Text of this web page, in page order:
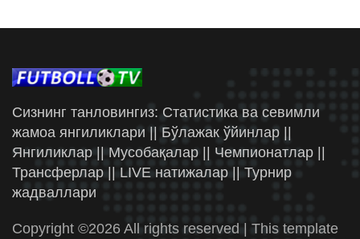
Сизнинг танловингиз: Статистика ва севимли
жамоа янгиликлари || Бўлажак ўйинлар ||
Янгиликлар || Мусобақалар || Чемпионатлар ||
Трансферлар || LIVE натижалар || Турнир
жадваллари
Copyright ©2026 All rights reserved | This template